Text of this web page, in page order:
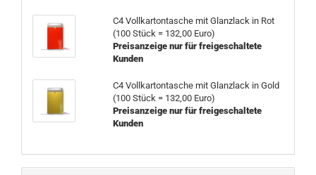
C4 Vollkartontasche mit Glanzlack in Rot
(100 Stück = 132,00 Euro)
Preisanzeige nur für freigeschaltete
Kunden
C4 Vollkartontasche mit Glanzlack in Gold
(100 Stück = 132,00 Euro)
Preisanzeige nur für freigeschaltete
Kunden